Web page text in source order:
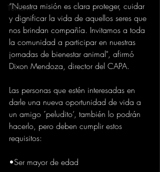
TURISMO
“Nuestra misión es clara proteger, cuidar
y dignificar la vida de aquellos seres que
nos brindan compañía. Invitamos a toda
la comunidad a participar en nuestras
jornadas de bienestar animal", afirmó
Dixon Mendoza, director del CAPA.
Las personas que estén interesadas en
darle una nueva oportunidad de vida a
un amigo ´peludito’, también lo podrán
hacerlo, pero deben cumplir estos
requisitos:
•Ser mayor de edad